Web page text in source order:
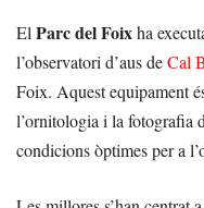
El Parc del Foixha
l’observatori d’aus deCal
Foix. Aquest equipament
l’ornitologia i la fotografia
condicions òptimes per a